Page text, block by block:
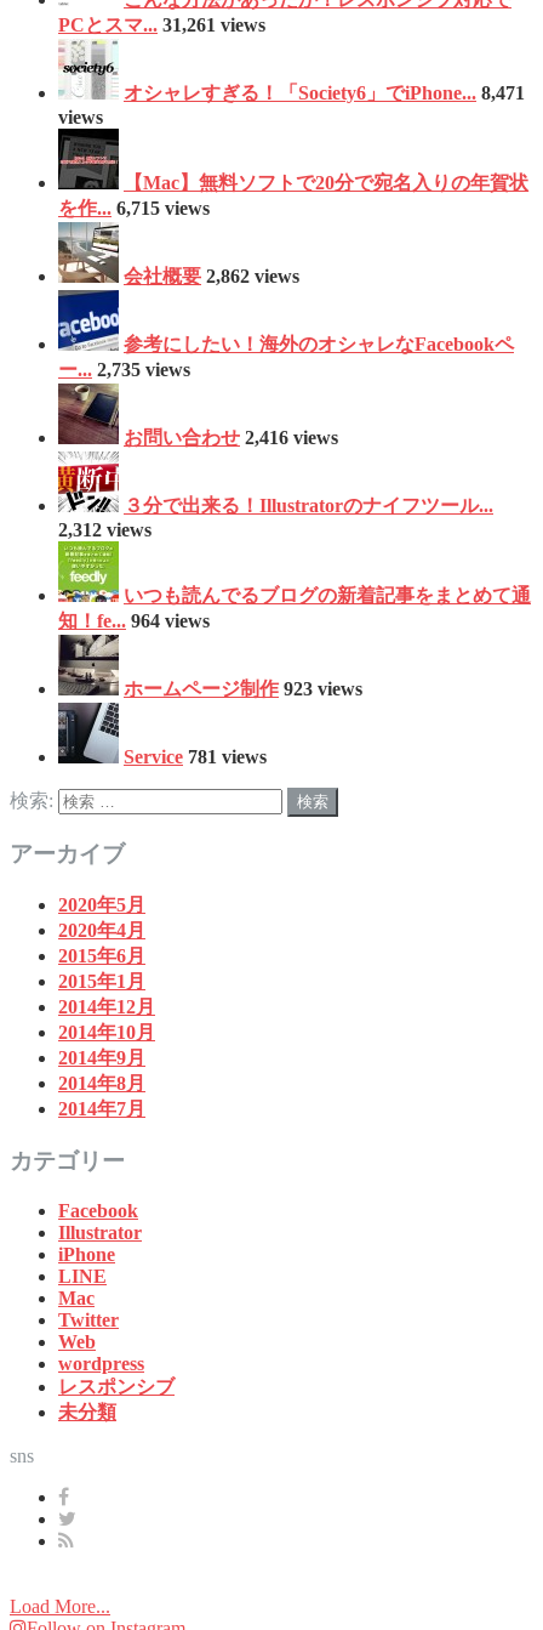
PCとスマ... 31,261 views
オシャレすぎる！「Society6」でiPhone... 8,471
views
【Mac】無料ソフトで20分で宛名入りの年賀状
を作... 6,715 views
会社概要 2,862 views
参考にしたい！海外のオシャレなFacebookペ
ー... 2,735 views
お問い合わせ 2,416 views
３分で出来る！Illustratorのナイフツール...
2,312 views
いつも読んでるブログの新着記事をまとめて通
知！fe... 964 views
ホームページ制作 923 views
Service 781 views
検索:
アーカイブ
2020年5月
2020年4月
2015年6月
2015年1月
2014年12月
2014年10月
2014年9月
2014年8月
2014年7月
カテゴリー
Facebook
Illustrator
iPhone
LINE
Mac
Twitter
Web
wordpress
レスポンシブ
未分類
sns
Load More...